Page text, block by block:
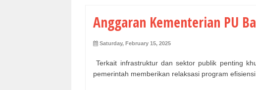
Anggaran Kementerian PU
Saturday, February 15, 2025
Terkait infrastruktur dan sektor publik penting
pemerintah memberikan relaksasi program efisiensi